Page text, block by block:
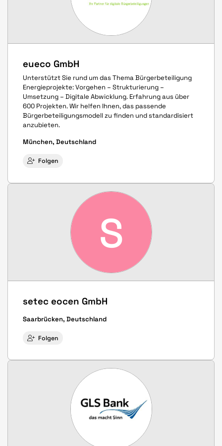
eueco GmbH
Unterstützt Sie rund um das Thema Bürgerbeteiligung
Energieprojekte: Vorgehen – Strukturierung –
Umsetzung – Digitale Abwicklung. Erfahrung aus über
600 Projekten. Wir helfen Ihnen, das passende
Bürgerbeteiligungsmodell zu finden und standardisiert
anzubieten.
München, Deutschland
Folgen
S
setec eocen GmbH
Saarbrücken, Deutschland
Folgen